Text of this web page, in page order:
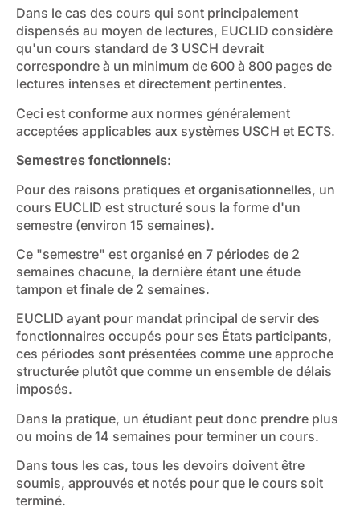
Dans le cas des cours qui sont principalement
dispensés au moyen de lectures, EUCLID considère
qu'un cours standard de 3 USCH devrait
correspondre à un minimum de 600 à 800 pages de
lectures intenses et directement pertinentes.
Ceci est conforme aux normes généralement
acceptées applicables aux systèmes USCH et ECTS.
Semestres fonctionnels:
Pour des raisons pratiques et organisationnelles, un
cours EUCLID est structuré sous la forme d'un
semestre (environ 15 semaines).
Ce "semestre" est organisé en 7 périodes de 2
semaines chacune, la dernière étant une étude
tampon et finale de 2 semaines.
EUCLID ayant pour mandat principal de servir des
fonctionnaires occupés pour ses États participants,
ces périodes sont présentées comme une approche
structurée plutôt que comme un ensemble de délais
imposés.
Dans la pratique, un étudiant peut donc prendre plus
ou moins de 14 semaines pour terminer un cours.
Dans tous les cas, tous les devoirs doivent être
soumis, approuvés et notés pour que le cours soit
terminé.